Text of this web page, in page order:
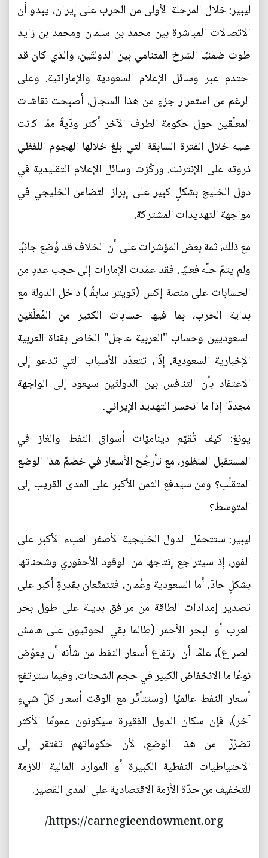
ليبير: خلال المرحلة الأولى من الحرب على إيران، يبدو أن
الاتصالات المباشرة بين محمد بن سلمان ومحمد بن زايد
طوت ضمنيًا الشرخ المتنامي بين الدولتَين، والذي كان قد
احتدم عبر وسائل الإعلام السعودية والإماراتية. وعلى
الرغم من استمرار جزءٍ من هذا السجال، أصبحت نقاشات
المعلّقين حول حكومة الطرف الآخر أكثر ودّيةً ممّا كانت
عليه خلال الفترة السابقة التي بلغ خلالها الهجوم اللفظي
ذروته على الإنترنت. وركّزت وسائل الإعلام التقليدية في
دول الخليج بشكلٍ كبير على إبراز التضامن الخليجي في
مواجهة التهديدات المشتركة.
مع ذلك، ثمة بعض المؤشرات على أن الخلاف قد وُضع جانبًا
ولم يتمّ حلّه فعليًا. فقد عمَدت الإمارات إلى حجب عددٍ من
الحسابات على منصة إكس (تويتر سابقًا) داخل الدولة مع
بداية الحرب، بما فيها حسابات الكثير من المُعلّقين
السعوديين وحساب "العربية عاجل" الخاص بقناة العربية
الإخبارية السعودية. إذًا، تتعدّد الأسباب التي تدعو إلى
الاعتقاد بأن التنافس بين الدولتَين سيعود إلى الواجهة
مجددًا إذا ما انحسر التهديد الإيراني.
يونغ: كيف تُقيّم ديناميّات أسواق النفط والغاز في
المستقبل المنظور، مع تأرجُح الأسعار في خضمّ هذا الوضع
المتقلّب؟ ومن سيدفع الثمن الأكبر على المدى القريب إلى
المتوسط؟
ليبير: ستتحمّل الدول الخليجية الأصغر العبء الأكبر على
الفور، إذ سيتراجع إنتاجها من الوقود الأحفوري وشحناتها
بشكلٍ حادّ. أما السعودية وعُمان، فتتمتّعان بقدرةٍ أكبر على
تصدير إمدادات الطاقة من مرافق بديلة على طول بحر
العرب أو البحر الأحمر (طالما بقي الحوثيون على هامش
الصراع)، علمًا أن ارتفاع أسعار النفط من شأنه أن يعوّض
نوعًا ما الانخفاض الكبير في حجم الشحنات. وفيما سترتفع
أسعار النفط عالميًا (وستتأثّر مع الوقت أسعار كلّ شيءٍ
آخر)، فإن سكان الدول الفقيرة سيكونون عمومًا الأكثر
تضرّرًا من هذا الوضع، لأن حكوماتهم تفتقر إلى
الاحتياطيات النفطية الكبيرة أو الموارد المالية اللازمة
للتخفيف من حدّة الأزمة الاقتصادية على المدى القصير.
https://carnegieendowment.org/